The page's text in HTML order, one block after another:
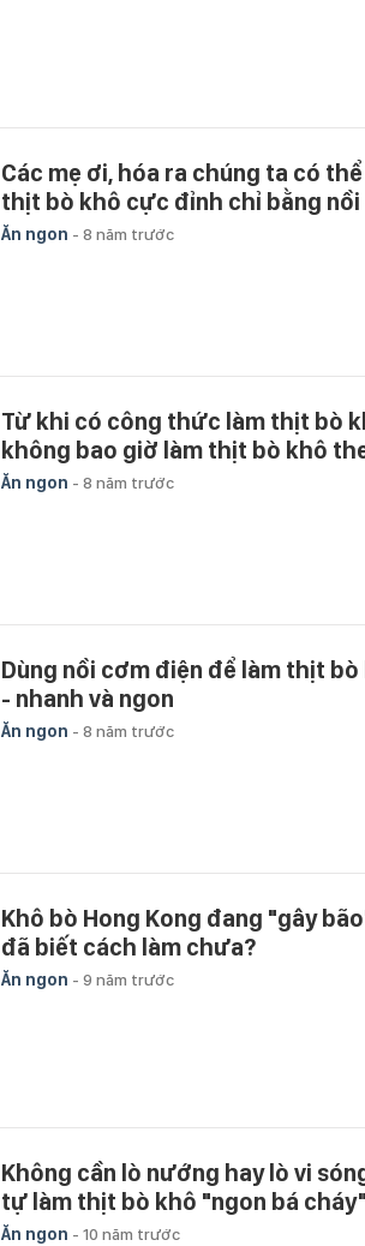
Các mẹ ơi, hóa ra chúng ta có
thịt bò khô cực đỉnh chỉ bằng nồi
Ăn ngon - 8 năm trước
Từ khi có công thức làm thịt bò
không bao giờ làm thịt bò khô
Ăn ngon - 8 năm trước
Dùng nồi cơm điện để làm thịt bò
- nhanh và ngon
Ăn ngon - 8 năm trước
Khô bò Hong Kong đang "gây
đã biết cách làm chưa?
Ăn ngon - 9 năm trước
Không cần lò nướng hay lò vi
tự làm thịt bò khô "ngon bá cháy"
Ăn ngon - 10 năm trước